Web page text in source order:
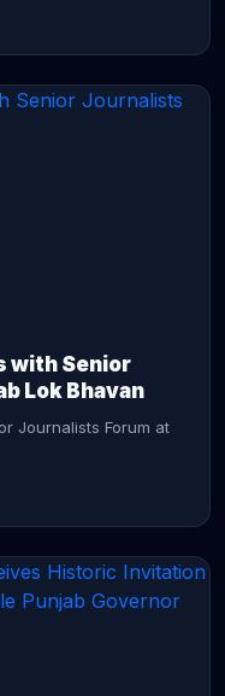
with Senior
Lok Bhavan
Journalists Forum at